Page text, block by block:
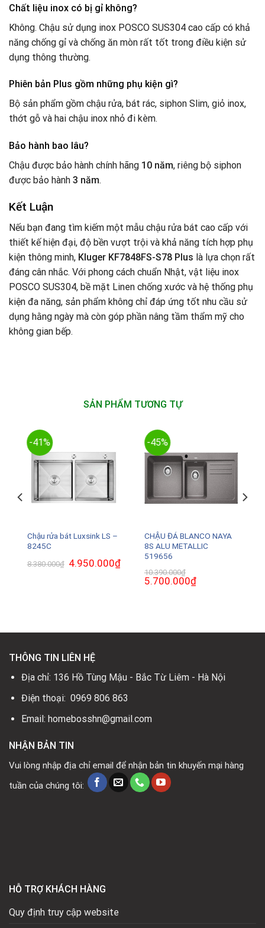
Chất liệu inox có bị gỉ không?
Không. Chậu sử dụng inox POSCO SUS304 cao cấp có khả
năng chống gỉ và chống ăn mòn rất tốt trong điều kiện sử
dụng thông thường.
Phiên bản Plus gồm những phụ kiện gì?
Bộ sản phẩm gồm chậu rửa, bát rác, siphon Slim, giỏ inox,
thớt gỗ và hai chậu inox nhỏ đi kèm.
Bảo hành bao lâu?
Chậu được bảo hành chính hãng 10 năm, riêng bộ siphon
được bảo hành 3 năm.
Kết Luận
Nếu bạn đang tìm kiếm một mẫu chậu rửa bát cao cấp với
thiết kế hiện đại, độ bền vượt trội và khả năng tích hợp phụ
kiện thông minh, Kluger KF7848FS-S78 Plus là lựa chọn rất
đáng cân nhắc. Với phong cách chuẩn Nhật, vật liệu inox
POSCO SUS304, bề mặt Linen chống xước và hệ thống phụ
kiện đa năng, sản phẩm không chỉ đáp ứng tốt nhu cầu sử
dụng hằng ngày mà còn góp phần nâng tầm thẩm mỹ cho
không gian bếp.
SẢN PHẨM TƯƠNG TỰ
-41%
Chậu rửa bát Luxsink LS –
8245C
8.380.000₫
Giá
gốc
4.950.000₫Giá
hiện
-45%
CHẬU ĐÁ BLANCO NAYA
8S ALU METALLIC
519656
10.390.000₫
Giá
gốc
5.700.000₫Giá
hiện
THÔNG TIN LIÊN HỆ
Địa chỉ: 136 Hồ Tùng Mậu - Bắc Từ Liêm - Hà Nội
Điện thoại: 0969 806 863
Email: homebosshn@gmail.com
NHẬN BẢN TIN
Vui lòng nhập địa chỉ email để nhận bản tin khuyến mại hàng
tuần của chúng tôi:
HỖ TRỢ KHÁCH HÀNG
Quy định truy cập website